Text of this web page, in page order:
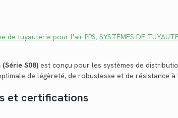
de tuyauterie pour l'air PPS, SYSTÈMES DE
S08) est conçu pour les systèmes de
de légèreté, de robustesse et de résistance
et certifications